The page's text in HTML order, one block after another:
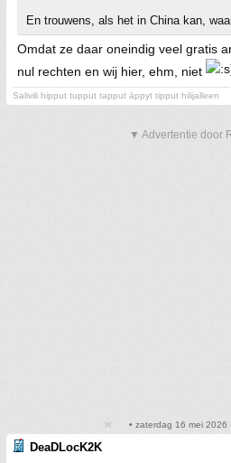
En trouwens, als het in China kan,
Omdat ze daar oneindig veel gratis
nul rechten en wij hier, ehm, niet
Salivili hipput tupput tapput äppyt tipput hilijalleen
▼ Advertentie door
• zaterdag 16 mei 2026
DeaDLocK2K